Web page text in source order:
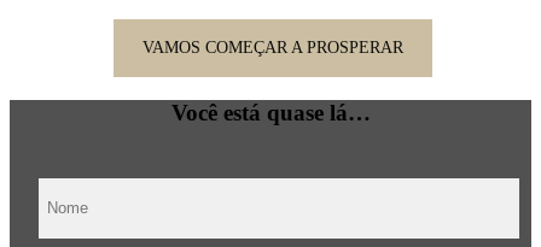
VAMOS COMEÇAR A PROSPERAR
Você está quase lá…